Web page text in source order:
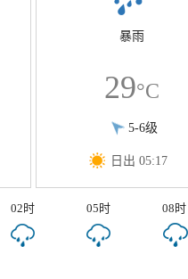
暴雨
29°C
5-6级
日出 05:17
02时 05时 08时